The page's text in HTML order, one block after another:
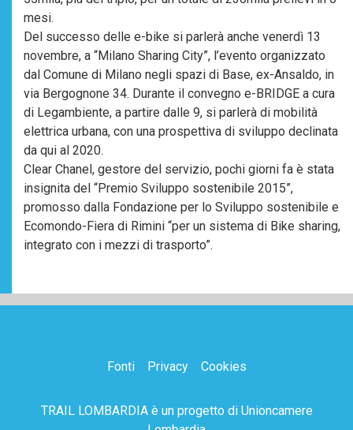
mesi.
Del successo delle e-bike si parlerà anche venerdì 13
novembre, a “Milano Sharing City”, l’evento organizzato
dal Comune di Milano negli spazi di Base, ex-Ansaldo, in
via Bergognone 34. Durante il convegno e-BRIDGE a cura
di Legambiente, a partire dalle 9, si parlerà di mobilità
elettrica urbana, con una prospettiva di sviluppo declinata
da qui al 2020.
Clear Chanel, gestore del servizio, pochi giorni fa è stata
insignita del “Premio Sviluppo sostenibile 2015”,
promosso dalla Fondazione per lo Sviluppo sostenibile e
Ecomondo-Fiera di Rimini “per un sistema di Bike sharing,
integrato con i mezzi di trasporto”.
Fonti Privacy Cookies
TRAIL LOMBARDIA è un progetto di Unioncamere